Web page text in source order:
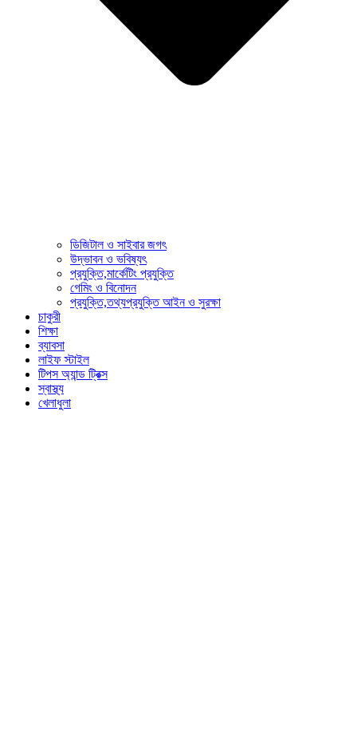
ডিজিটাল ও সাইবার জগৎ
উদ্ভাবন ও ভবিষ্যৎ
প্রযুক্তি,মার্কেটিং প্রযুক্তি
গেমিং ও বিনোদন
প্রযুক্তি,তথ্যপ্রযুক্তি আইন ও সুরক্ষা
চাকুরী
শিক্ষা
ব্যাবসা
লাইফ স্টাইল
টিপস অ্যান্ড ট্রিক্স
স্বাস্থ্য
খেলাধুলা